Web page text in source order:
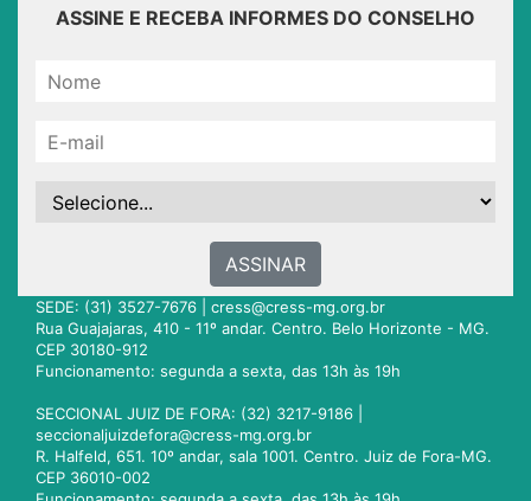
ASSINE E RECEBA INFORMES DO CONSELHO
ASSINAR
SEDE: (31) 3527-7676 | cress@cress-mg.org.br
Rua Guajajaras, 410 - 11º andar. Centro. Belo Horizonte - MG.
CEP 30180-912
Funcionamento: segunda a sexta, das 13h às 19h
SECCIONAL JUIZ DE FORA: (32) 3217-9186 |
seccionaljuizdefora@cress-mg.org.br
R. Halfeld, 651. 10º andar, sala 1001. Centro. Juiz de Fora-MG.
CEP 36010-002